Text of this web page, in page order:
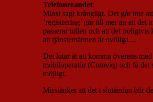
Telefonerandet:
Minst sagt krångligt. Det går inte
’registrering’ går till mer än att det
passerar tullen och att det troligtvis
att tjänstemännen är ovilliga…
Det lutar åt att komma överens
mobiloperatör (Comviq) och få det
möjligt.
Misstänker att det i slutändan blir